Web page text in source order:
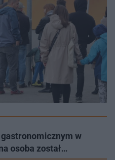
w
osoba został…